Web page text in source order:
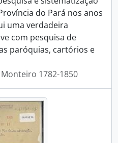
do Pará nos anos
uma verdadeira
com pesquisa de
paróquias, cartórios e
1782-1850